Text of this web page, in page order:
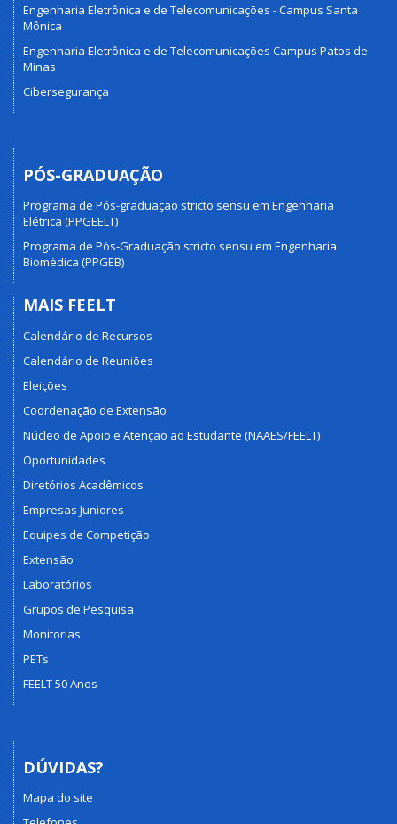
Engenharia Eletrônica e de Telecomunicações - Campus Santa
Mônica
Engenharia Eletrônica e de Telecomunicações Campus Patos de
Minas
Cibersegurança
PÓS-GRADUAÇÃO
Programa de Pós-graduação stricto sensu em Engenharia
Elétrica (PPGEELT)
Programa de Pós-Graduação stricto sensu em Engenharia
Biomédica (PPGEB)
MAIS FEELT
Calendário de Recursos
Calendário de Reuniões
Eleições
Coordenação de Extensão
Núcleo de Apoio e Atenção ao Estudante (NAAES/FEELT)
Oportunidades
Diretórios Acadêmicos
Empresas Juniores
Equipes de Competição
Extensão
Laboratórios
Grupos de Pesquisa
Monitorias
PETs
FEELT 50 Anos
DÚVIDAS?
Mapa do site